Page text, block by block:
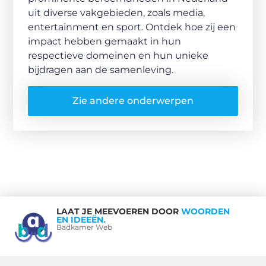
uit diverse vakgebieden, zoals media,
entertainment en sport. Ontdek hoe zij een
impact hebben gemaakt in hun
respectieve domeinen en hun unieke
bijdragen aan de samenleving.
Zie andere onderwerpen
LAAT JE MEEVOEREN DOOR WOORDEN
EN IDEEËN.
Badkamer Web